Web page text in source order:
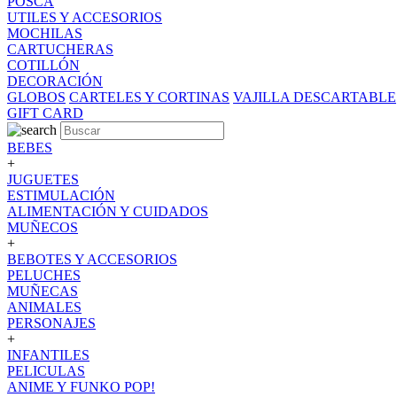
UTILES Y ACCESORIOS
MOCHILAS
CARTUCHERAS
COTILLÓN
DECORACIÓN
GLOBOS CARTELES Y CORTINAS VAJILLA DESCARTABLE
GIFT CARD
BEBES
+
JUGUETES
ESTIMULACIÓN
ALIMENTACIÓN Y CUIDADOS
MUÑECOS
+
BEBOTES Y ACCESORIOS
PELUCHES
MUÑECAS
ANIMALES
PERSONAJES
+
INFANTILES
PELICULAS
ANIME Y FUNKO POP!